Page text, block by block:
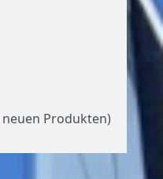
neuen Produkten)